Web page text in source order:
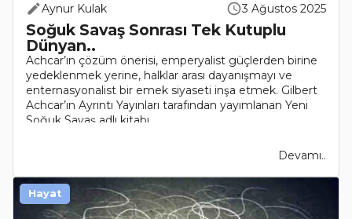
Aynur Kulak 3 Ağustos 2025
Soğuk Savaş Sonrası Tek Kutuplu
Dünyan..
Achcar’ın çözüm önerisi, emperyalist güçlerden birine
yedeklenmek yerine, halklar arası dayanışmayı ve
enternasyonalist bir emek siyaseti inşa etmek. Gilbert
Achcar’ın Ayrıntı Yayınları tarafından yayımlanan Yeni
Soğuk Savaş adlı kitabı..
Devamı..
Hayat